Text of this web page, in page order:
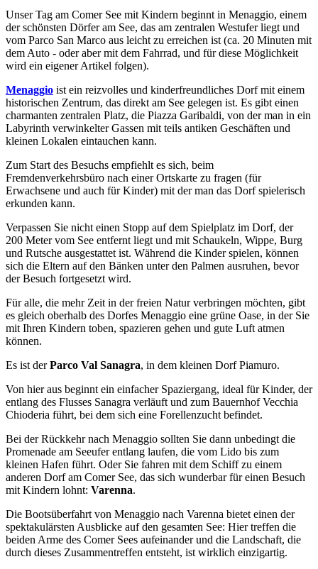
Unser Tag am Comer See mit Kindern beginnt in Menaggio, einem
der schönsten Dörfer am See, das am zentralen Westufer liegt und
vom Parco San Marco aus leicht zu erreichen ist (ca. 20 Minuten mit
dem Auto - oder aber mit dem Fahrrad, und für diese Möglichkeit
wird ein eigener Artikel folgen).
Menaggio ist ein reizvolles und kinderfreundliches Dorf mit einem
historischen Zentrum, das direkt am See gelegen ist. Es gibt einen
charmanten zentralen Platz, die Piazza Garibaldi, von der man in ein
Labyrinth verwinkelter Gassen mit teils antiken Geschäften und
kleinen Lokalen eintauchen kann.
Zum Start des Besuchs empfiehlt es sich, beim
Fremdenverkehrsbüro nach einer Ortskarte zu fragen (für
Erwachsene und auch für Kinder) mit der man das Dorf spielerisch
erkunden kann.
Verpassen Sie nicht einen Stopp auf dem Spielplatz im Dorf, der
200 Meter vom See entfernt liegt und mit Schaukeln, Wippe, Burg
und Rutsche ausgestattet ist. Während die Kinder spielen, können
sich die Eltern auf den Bänken unter den Palmen ausruhen, bevor
der Besuch fortgesetzt wird.
Für alle, die mehr Zeit in der freien Natur verbringen möchten, gibt
es gleich oberhalb des Dorfes Menaggio eine grüne Oase, in der Sie
mit Ihren Kindern toben, spazieren gehen und gute Luft atmen
können.
Es ist derParco Val Sanagra, in dem kleinen Dorf Piamuro.
Von hier aus beginnt ein einfacher Spaziergang, ideal für Kinder, der
entlang des Flusses Sanagra verläuft und zum Bauernhof Vecchia
Chioderia führt, bei dem sich eine Forellenzucht befindet.
Bei der Rückkehr nach Menaggio sollten Sie dann unbedingt die
Promenade am Seeufer entlang laufen, die vom Lido bis zum
kleinen Hafen führt. Oder Sie fahren mit dem Schiff zu einem
anderen Dorf am Comer See, das sich wunderbar für einen Besuch
mit Kindern lohnt: Varenna.
Die Bootsüberfahrt von Menaggio nach Varenna bietet einen der
spektakulärsten Ausblicke auf den gesamten See: Hier treffen die
beiden Arme des Comer Sees aufeinander und die Landschaft, die
durch dieses Zusammentreffen entsteht, ist wirklich einzigartig.